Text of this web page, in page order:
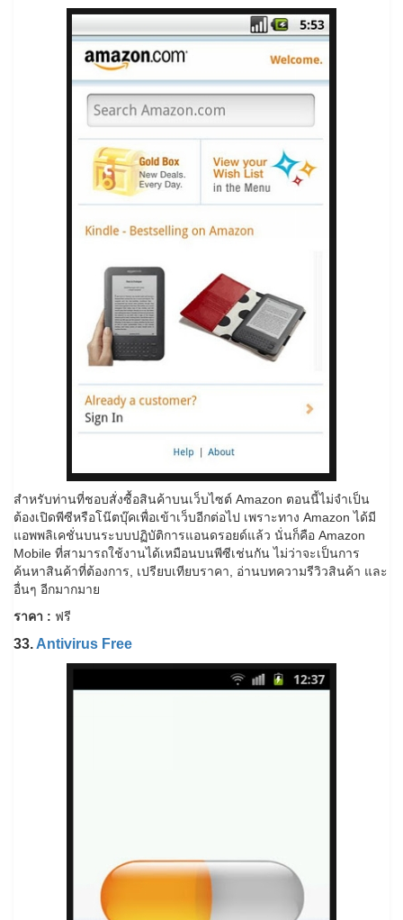
สำหรับท่านที่ชอบสั่งซื้อสินค้าบนเว็บไซต์ Amazon ตอนนี้ไม่จำเป็น
ต้องเปิดพีซีหรือโน๊ตบุ๊คเพื่อเข้าเว็บอีกต่อไป เพราะทาง Amazon ได้มี
แอพพลิเคชั่นบนระบบปฏิบัติการแอนดรอยด์แล้ว นั่นก็คือ Amazon
Mobile ที่สามารถใช้งานได้เหมือนบนพีซีเช่นกัน ไม่ว่าจะเป็นการ
ค้นหาสินค้าที่ต้องการ, เปรียบเทียบราคา, อ่านบทความรีวิวสินค้า และ
อื่นๆ อีกมากมาย
ราคา : ฟรี
33. Antivirus Free